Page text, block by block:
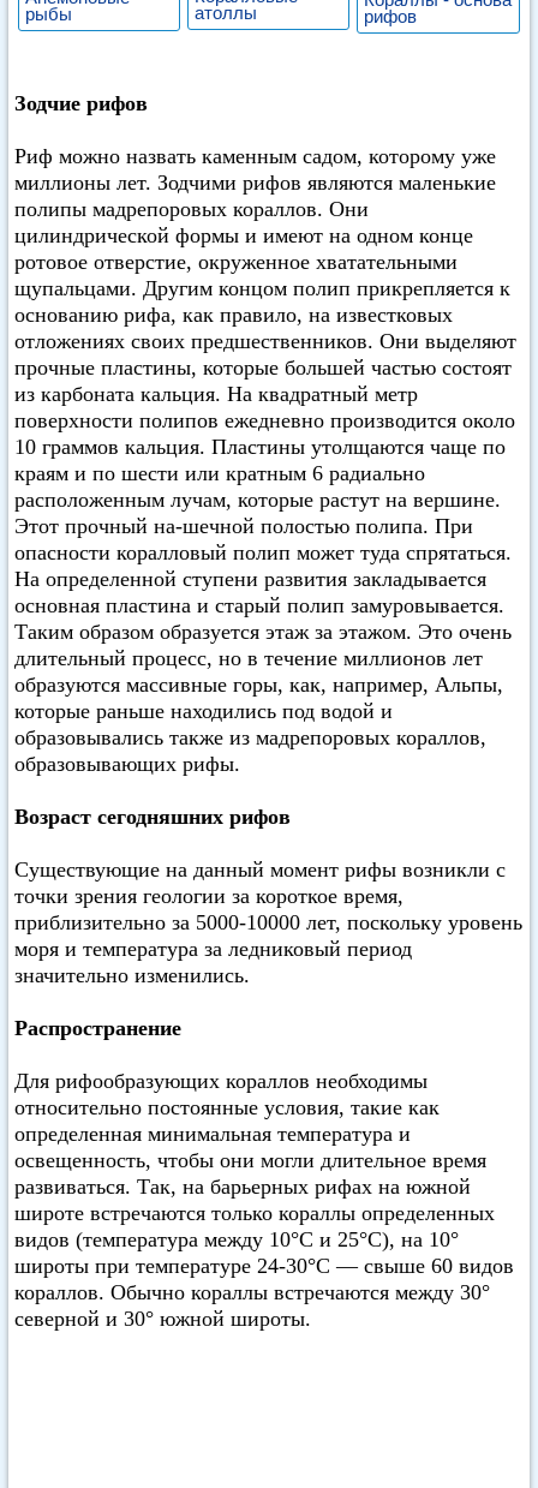
рыбы
атоллы
рифов
Зодчие рифов
Риф можно назвать каменным садом, которому уже
миллионы лет. Зодчими рифов являются маленькие
полипы мадрепоровых кораллов. Они
цилиндрической формы и имеют на одном конце
ротовое отверстие, окруженное хватательными
щупальцами. Другим концом полип прикрепляется к
основанию рифа, как правило, на известковых
отложениях своих предшественников. Они выделяют
прочные пластины, которые большей частью состоят
из карбоната кальция. На квадратный метр
поверхности полипов ежедневно производится около
10 граммов кальция. Пластины утолщаются чаще по
краям и по шести или кратным 6 радиально
расположенным лучам, которые растут на вершине.
Этот прочный на-шечной полостью полипа. При
опасности коралловый полип может туда спрятаться.
На определенной ступени развития закладывается
основная пластина и старый полип замуровывается.
Таким образом образуется этаж за этажом. Это очень
длительный процесс, но в течение миллионов лет
образуются массивные горы, как, например, Альпы,
которые раньше находились под водой и
образовывались также из мадрепоровых кораллов,
образовывающих рифы.
Возраст сегодняшних рифов
Существующие на данный момент рифы возникли с
точки зрения геологии за короткое время,
приблизительно за 5000-10000 лет, поскольку уровень
моря и температура за ледниковый период
значительно изменились.
Распространение
Для рифообразующих кораллов необходимы
относительно постоянные условия, такие как
определенная минимальная температура и
освещенность, чтобы они могли длительное время
развиваться. Так, на барьерных рифах на южной
широте встречаются только кораллы определенных
видов (температура между 10°С и 25°С), на 10°
широты при температуре 24-30°С — свыше 60 видов
кораллов. Обычно кораллы встречаются между 30°
северной и 30° южной широты.